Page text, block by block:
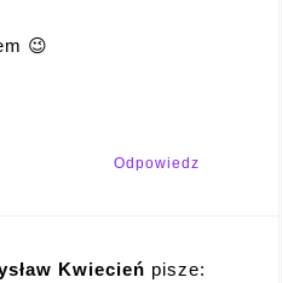
😉
Odpowiedz
Kwiecień pisze: